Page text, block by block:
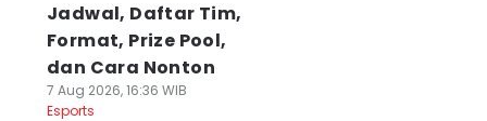
Jadwal, Daftar Tim,
Format, Prize Pool,
dan Cara Nonton
7 Aug 2026, 16:36 WIB
Esports